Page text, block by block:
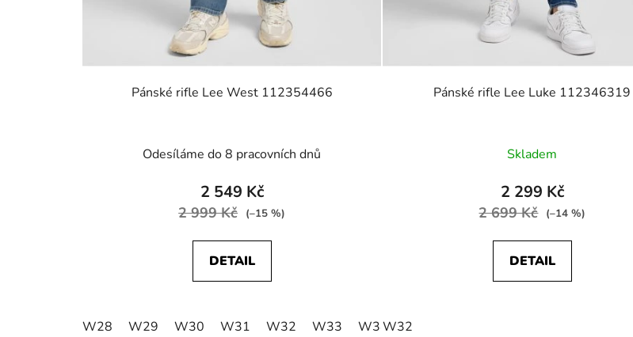
Pánské rifle Lee West 112354466
Odesíláme do 8 pracovních dnů
2 549 Kč
2 999 Kč (–15 %)
DETAIL
W28 W29 W30 W31 W32 W33 W34 W36
Pánské rifle Lee Luke 112346319
Skladem
2 299 Kč
2 699 Kč (–14 %)
DETAIL
W32